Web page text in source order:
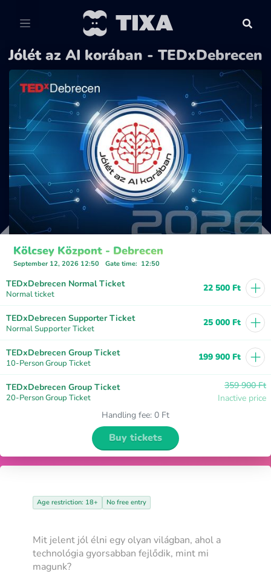
Jólét az AI korában - TEDxDebrecen
Kölcsey Központ - Debrecen
September 12, 2026 12:50 Gate time: 12:50
TEDxDebrecen Normal Ticket
Normal ticket
22 500 Ft +
TEDxDebrecen Supporter Ticket
Normal Supporter Ticket
25 000 Ft +
TEDxDebrecen Group Ticket
10-Person Group Ticket
199 900 Ft +
TEDxDebrecen Group Ticket
20-Person Group Ticket
359 900 Ft
Inactive price
Handling fee: 0 Ft
Buy tickets
Age restriction: 18+ No free entry
Mit jelent jól élni egy olyan világban, ahol a
technológia gyorsabban fejlődik, mint mi
magunk?